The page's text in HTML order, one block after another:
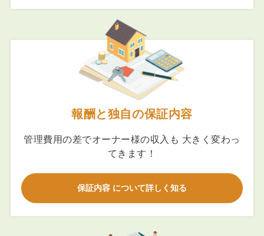
報酬と独自の保証内容
管理費用の差でオーナー様の収入も 大きく変わっ
てきます！
保証内容 について詳しく知る